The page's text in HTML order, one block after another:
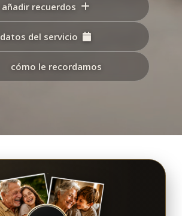
añadir recuerdos
datos del servicio
cómo le recordamos